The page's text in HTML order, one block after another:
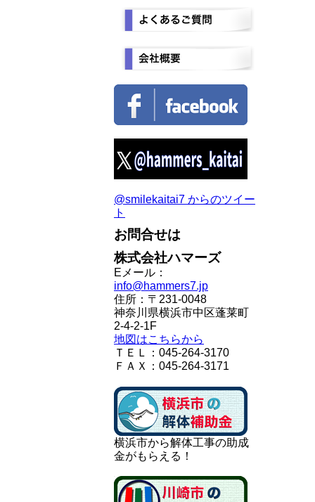
@smilekaitai7 からのツイー
ト
お問合せは
株式会社ハマーズ
Eメール：
info@hammers7.jp
住所：〒231-0048
神奈川県横浜市中区蓬莱町
2-4-2-1F
地図はこちらから
ＴＥＬ：045-264-3170
ＦＡＸ：045-264-3171
横浜市から解体工事の助成
金がもらえる！